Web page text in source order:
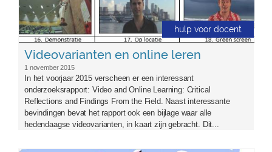
hulp voor docent
Videovarianten en online leren
1 november 2015
In het voorjaar 2015 verscheen er een interessant
onderzoeksrapport: Video and Online Learning: Critical
Reflections and Findings From the Field. Naast interessante
bevindingen bevat het rapport ook een bijlage waar alle
hedendaagse videovarianten, in kaart zijn gebracht. Dit...